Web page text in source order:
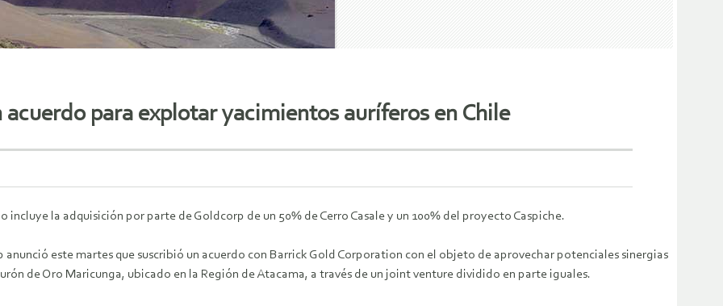
para explotar yacimientos auríferos en Chile
incluye la adquisición por parte de Goldcorp de un 50% de Cerro Casale y un 100% del proyecto Caspiche.
anunció este martes que suscribió un acuerdo con Barrick Gold Corporation con el objeto de aprovechar potenciales sinergias
de Oro Maricunga, ubicado en la Región de Atacama, a través de un joint venture dividido en parte iguales.